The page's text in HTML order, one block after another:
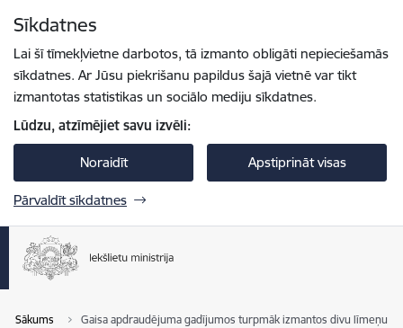
Sīkdatnes
Lai šī tīmekļvietne darbotos, tā izmanto obligāti nepieciešamās
sīkdatnes. Ar Jūsu piekrišanu papildus šajā vietnē var tikt
izmantotas statistikas un sociālo mediju sīkdatnes.
Lūdzu, atzīmējiet savu izvēli:
Noraidīt Apstiprināt visas
Pārvaldīt sīkdatnes
Sākums Gaisa apdraudējuma gadījumos turpmāk izmantos divu līmeņu